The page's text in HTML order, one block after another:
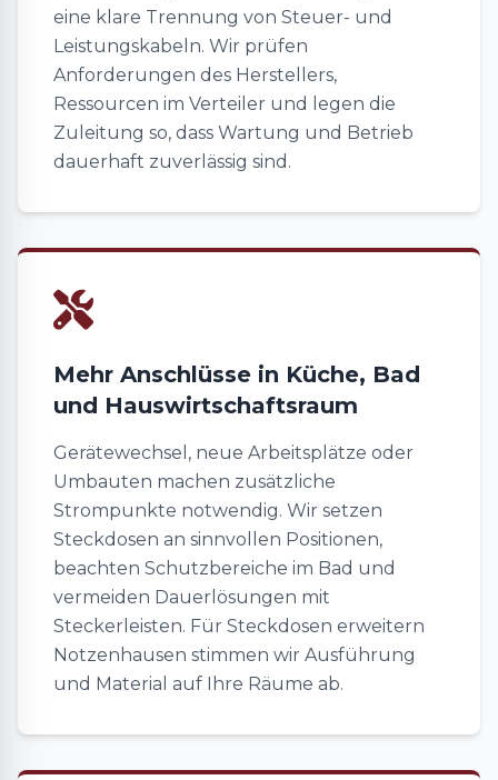
eine klare Trennung von Steuer- und
Leistungskabeln. Wir prüfen
Anforderungen des Herstellers,
Ressourcen im Verteiler und legen die
Zuleitung so, dass Wartung und Betrieb
dauerhaft zuverlässig sind.
Mehr Anschlüsse in Küche, Bad
und Hauswirtschaftsraum
Gerätewechsel, neue Arbeitsplätze oder
Umbauten machen zusätzliche
Strompunkte notwendig. Wir setzen
Steckdosen an sinnvollen Positionen,
beachten Schutzbereiche im Bad und
vermeiden Dauerlösungen mit
Steckerleisten. Für Steckdosen erweitern
Notzenhausen stimmen wir Ausführung
und Material auf Ihre Räume ab.